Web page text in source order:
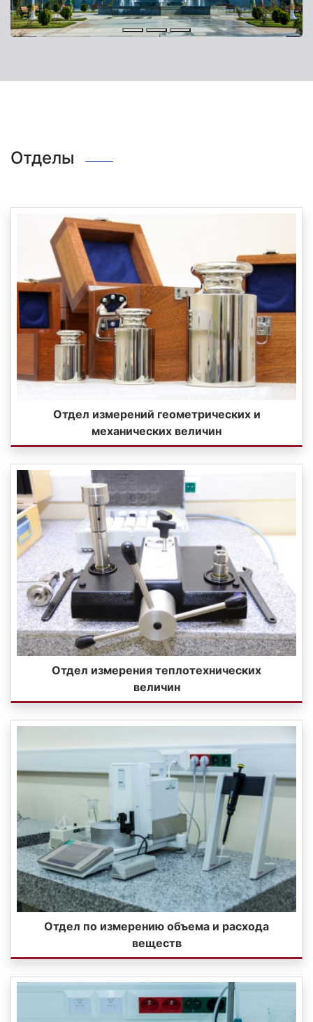
Отделы
Отдел измерений геометрических и
механических величин
Отдел измерения теплотехнических
величин
Отдел по измерению объема и расхода
веществ